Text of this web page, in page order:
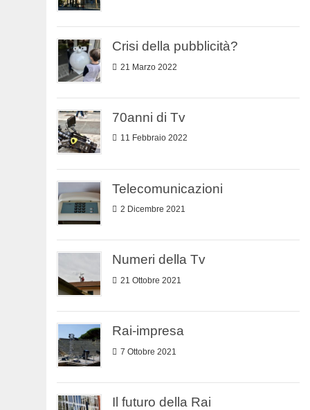
Crisi della pubblicità?
21 Marzo 2022
70anni di Tv
11 Febbraio 2022
Telecomunicazioni
2 Dicembre 2021
Numeri della Tv
21 Ottobre 2021
Rai-impresa
7 Ottobre 2021
Il futuro della Rai